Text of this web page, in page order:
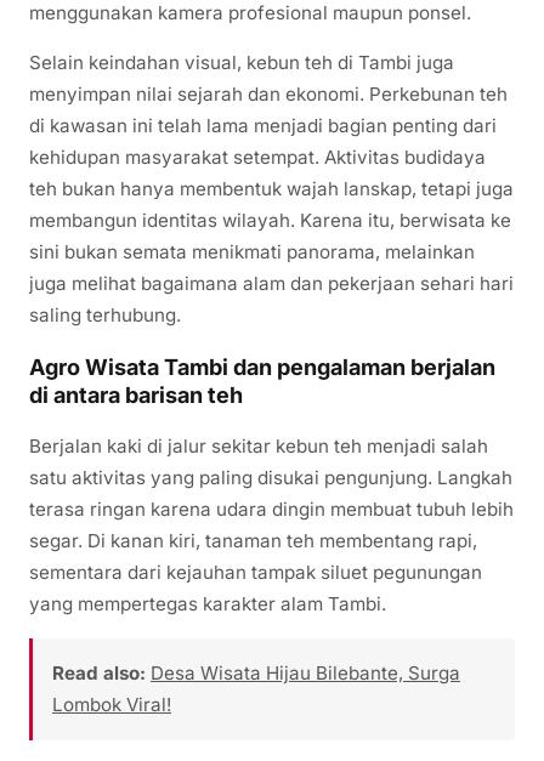
menggunakan kamera profesional maupun ponsel.
Selain keindahan visual, kebun teh di Tambi juga
menyimpan nilai sejarah dan ekonomi. Perkebunan teh
di kawasan ini telah lama menjadi bagian penting dari
kehidupan masyarakat setempat. Aktivitas budidaya
teh bukan hanya membentuk wajah lanskap, tetapi juga
membangun identitas wilayah. Karena itu, berwisata ke
sini bukan semata menikmati panorama, melainkan
juga melihat bagaimana alam dan pekerjaan sehari hari
saling terhubung.
Agro Wisata Tambi dan pengalaman berjalan
di antara barisan teh
Berjalan kaki di jalur sekitar kebun teh menjadi salah
satu aktivitas yang paling disukai pengunjung. Langkah
terasa ringan karena udara dingin membuat tubuh lebih
segar. Di kanan kiri, tanaman teh membentang rapi,
sementara dari kejauhan tampak siluet pegunungan
yang mempertegas karakter alam Tambi.
Read also: Desa Wisata Hijau Bilebante, Surga
Lombok Viral!